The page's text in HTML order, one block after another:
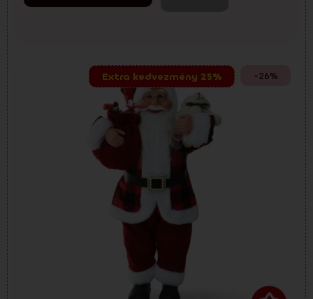
-26%
Extra kedvezmény 25%